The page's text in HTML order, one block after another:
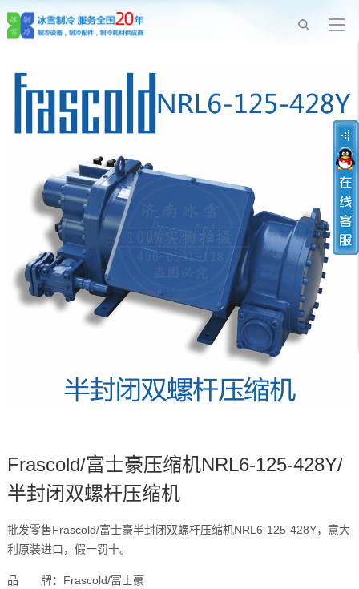
Frascold/富士豪压缩机NRL6-125-428Y/
半封闭双螺杆压缩机
批发零售Frascold/富士豪半封闭双螺杆压缩机NRL6-125-428Y，意大
利原装进口，假一罚十。
品 牌：Frascold/富士豪